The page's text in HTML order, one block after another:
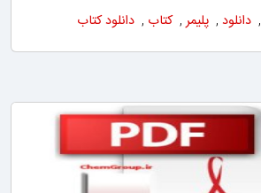
, دانلود , پلیمر , کتاب , دانلود کتاب